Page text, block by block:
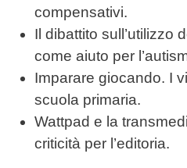
compensativi.
Il dibattito sull’utilizzo
come aiuto per
Imparare giocando. I
scuola primaria.
Wattpad e la
criticità per l’editoria.